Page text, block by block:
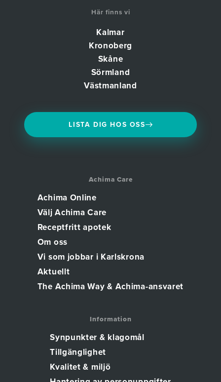
Här finns vi
Kalmar
Kronoberg
Skåne
Sörmland
Västmanland
LISTA DIG HOS OSS
Achima Care
Achima Online
Välj Achima Care
Receptfritt apotek
Om oss
Vi som jobbar i Karlskrona
Aktuellt
The Achima Way & Achima-ansvaret
Information
Synpunkter & klagomål
Tillgänglighet
Kvalitet & miljö